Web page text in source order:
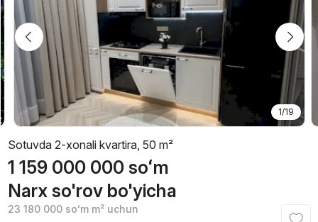
1/19
Sotuvda 2-xonali kvartira, 50 m²
1 159 000 000 soʻm
Narx so'rov bo'yicha
23 180 000 soʻmm² uchun